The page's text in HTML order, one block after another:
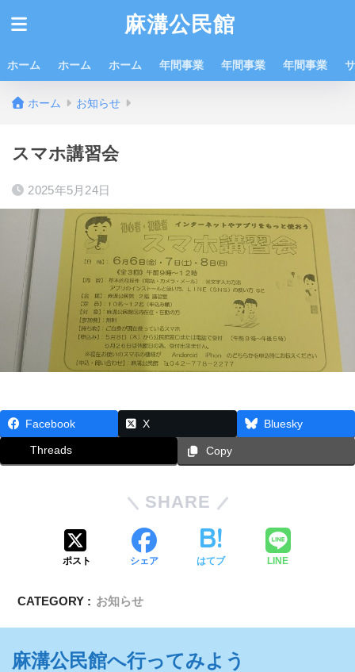
麻溝公民館
ホーム ホーム ホーム 年間事業 年間事業 年間事業
ホーム お知らせ
スマホ講習会
2025年5月24日
Facebook X Bluesky
Threads Copy
SHARE
ポスト シェア はてブ LINE
CATEGORY : お知らせ
麻溝公民館へ行ってみよう